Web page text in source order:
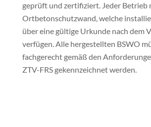
geprüft und zertifiziert. Jeder Betrieb
Ortbetonschutzwand, welche
über eine gültige Urkunde nach dem
verfügen. Alle hergestellten BSWO
fachgerecht gemäß den
ZTV-FRS gekennzeichnet werden.